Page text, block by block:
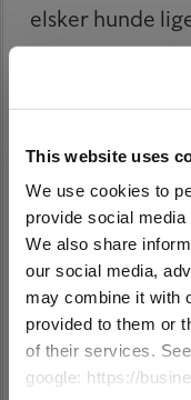
This website uses
We use cookies to
provide social
We also share
our social media,
may combine it with
provided to them or
of their services.
google: https://
elsker hunde
har en ven, en
lugter, som en
Men i stedet
hunden nu
så snart frakken
bare
og effektiv –
ARE YOU